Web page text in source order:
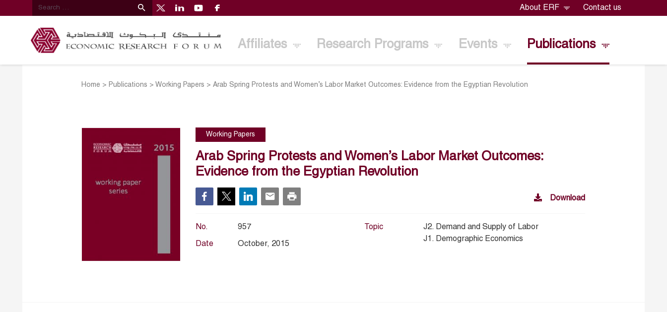
About ERF Contact us
Affiliates Research Programs Events Publications
Home > Publications >Working Papers >Arab Spring Protests and Women’s Labor Market Outcomes: Evidence from the Egyptian Revolution
Working Papers
Arab Spring Protests and Women’s Labor Market Outcomes:
Evidence from the Egyptian Revolution
Download
No. 957
Date October, 2015
Topic
J2. Demand and Supply of Labor
J1. Demographic Economics